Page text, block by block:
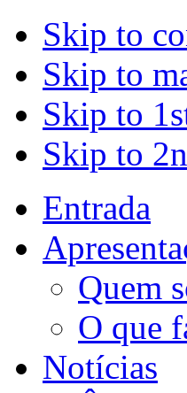
Skip to
Skip to
Skip to
Skip to
Entrada
Quem
O que
Notícias